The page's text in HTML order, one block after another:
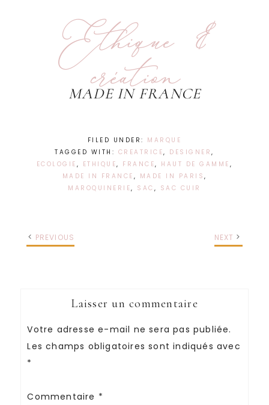
Ethique &
création
MADE IN FRANCE
FILED UNDER: MARQUE
TAGGED WITH: CREATRICE, DESIGNER,
ECOLOGIE , ETHIQUE, FRANCE, HAUT DE GAMME ,
MADE IN FRANCE , MADE IN PARIS ,
MAROQUINERIE, SAC , SAC CUIR
PREVIOUS NEXT
Laisser un commentaire
Votre adresse e-mail ne sera pas publiée.
Les champs obligatoires sont indiqués avec
*
Commentaire *